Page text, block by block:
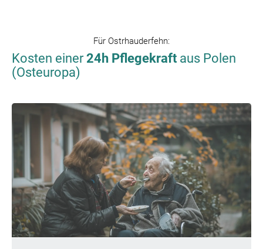
Für Ostrhauderfehn:
Kosten einer24h Pflegekraft aus Polen
(Osteuropa)